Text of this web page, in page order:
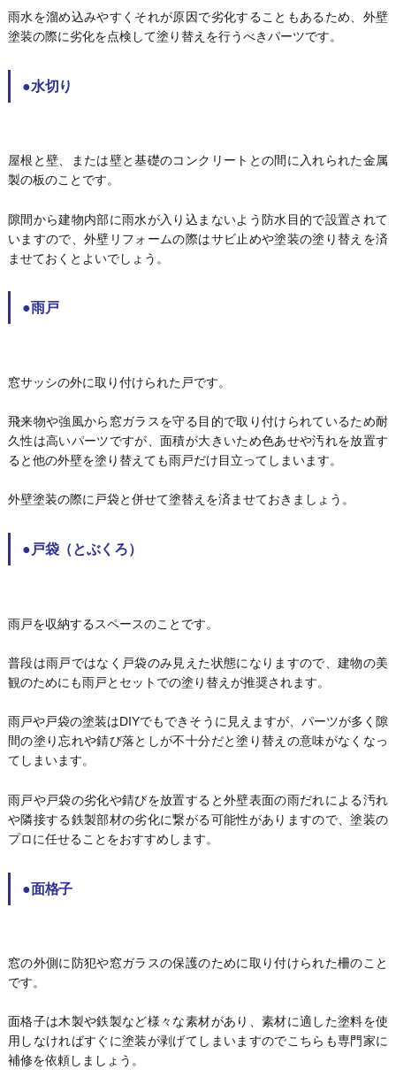
雨水を溜め込みやすくそれが原因で劣化することもあるため、外壁
塗装の際に劣化を点検して塗り替えを行うべきパーツです。
●水切り
屋根と壁、または壁と基礎のコンクリートとの間に入れられた金属
製の板のことです。
隙間から建物内部に雨水が入り込まないよう防水目的で設置されて
いますので、外壁リフォームの際はサビ止めや塗装の塗り替えを済
ませておくとよいでしょう。
●雨戸
窓サッシの外に取り付けられた戸です。
飛来物や強風から窓ガラスを守る目的で取り付けられているため耐
久性は高いパーツですが、面積が大きいため色あせや汚れを放置す
ると他の外壁を塗り替えても雨戸だけ目立ってしまいます。
外壁塗装の際に戸袋と併せて塗替えを済ませておきましょう。
●戸袋（とぶくろ）
雨戸を収納するスペースのことです。
普段は雨戸ではなく戸袋のみ見えた状態になりますので、建物の美
観のためにも雨戸とセットでの塗り替えが推奨されます。
雨戸や戸袋の塗装はDIYでもできそうに見えますが、パーツが多く隙
間の塗り忘れや錆び落としが不十分だと塗り替えの意味がなくなっ
てしまいます。
雨戸や戸袋の劣化や錆びを放置すると外壁表面の雨だれによる汚れ
や隣接する鉄製部材の劣化に繋がる可能性がありますので、塗装の
プロに任せることをおすすめします。
●面格子
窓の外側に防犯や窓ガラスの保護のために取り付けられた柵のこと
です。
面格子は木製や鉄製など様々な素材があり、素材に適した塗料を使
用しなければすぐに塗装が剥げてしまいますのでこちらも専門家に
補修を依頼しましょう。